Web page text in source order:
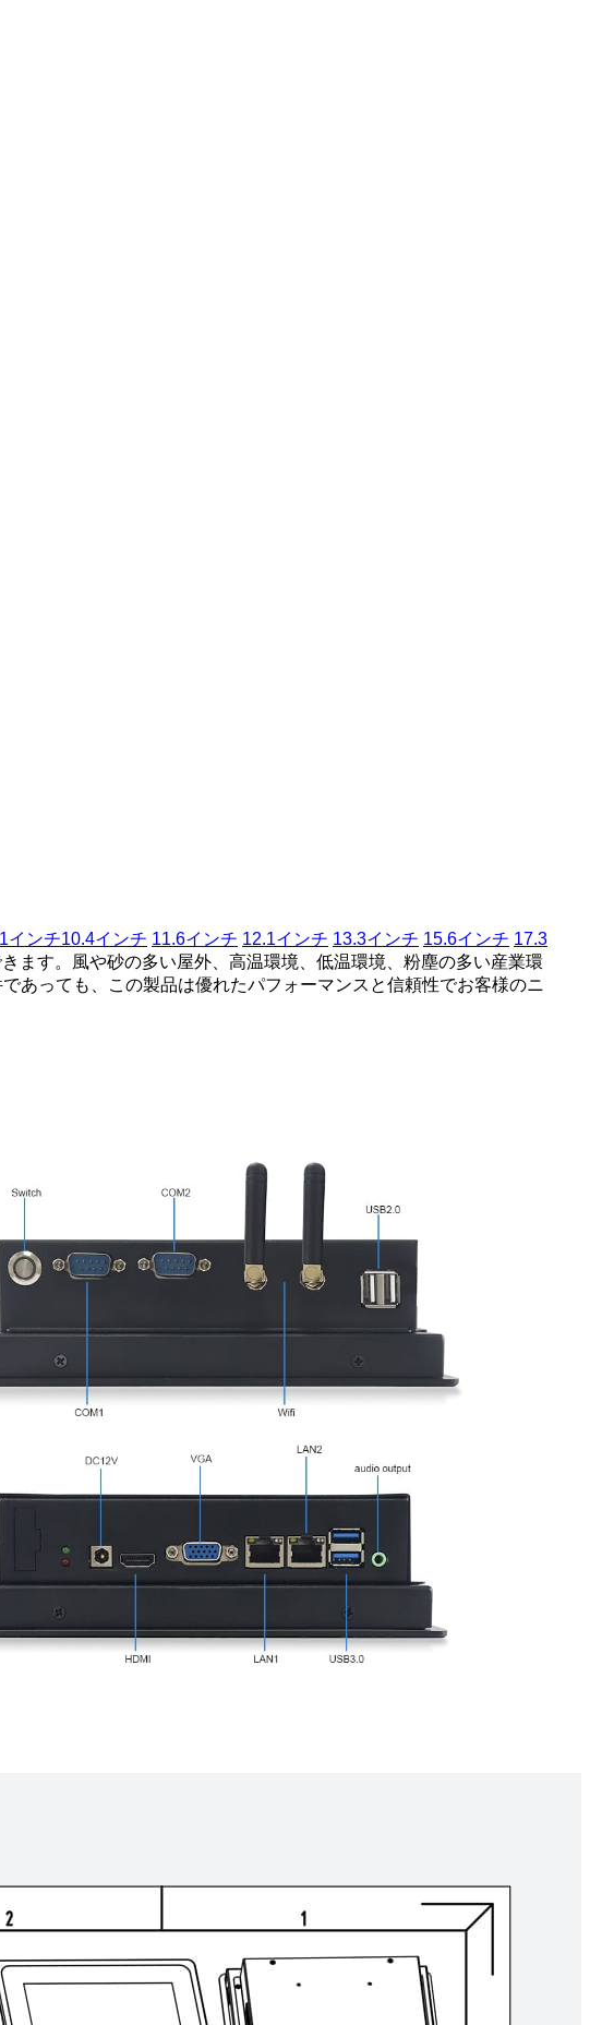
インチ10.4インチ 11.6インチ 12.1インチ 13.3インチ 15.6インチ 17.3
ます。風や砂の多い屋外、高温環境、低温環境、粉塵の多い産業環
あっても、この製品は優れたパフォーマンスと信頼性でお客様のニ